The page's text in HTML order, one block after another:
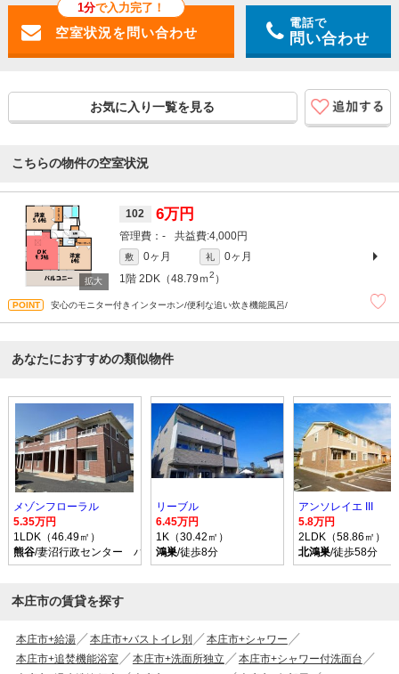
1分で入力完了！
電話で
問い合わせ
お気に入り一覧を見る
こちらの物件の空室状況
102 6万円
- 4,000円
敷 0ヶ月 礼
0ヶ月
1階 2DK（48.79ｍ2 ）
安心のモニター付きインターホン/便利な追い炊き機能風呂/
あなたにおすすめの類似物件
メゾンフローラル
5.35万円
1LDK（46.49㎡）
熊谷/妻沼行政センター バス乗車時間34分 停歩5分
リーブル
6.45万円
1K（30.42㎡）
鴻巣/徒歩8分
アンソレイエ III
5.8万円
2LDK（58.86㎡）
北鴻巣/徒歩58分
本庄市の賃貸を探す
本庄市+給湯 本庄市+バストイレ別
本庄市+シャワー
本庄市+追焚機能浴室
本庄市+洗面所独立
本庄市+シャワー付洗面台